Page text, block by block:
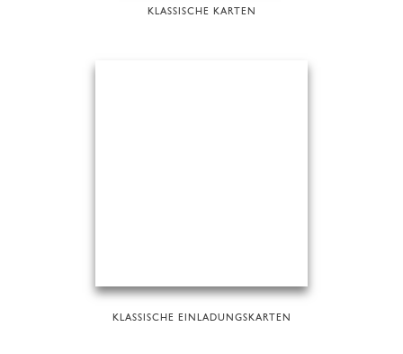
KLASSISCHE KARTEN
KLASSISCHE EINLADUNGSKARTEN